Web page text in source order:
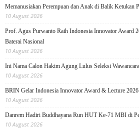
Memanusiakan Perempuan dan Anak di Balik Ketukan
10 August 2026
Prof. Agus Purwanto Raih Indonesia Innovator Award
Baterai Nasional
10 August 2026
Ini Nama Calon Hakim Agung Lulus Seleksi
10 August 2026
BRIN Gelar Indonesia Innovator Award & Lecture
10 August 2026
Danrem Hadiri Buddhayana Run HUT Ke-71 MBI di
10 August 2026